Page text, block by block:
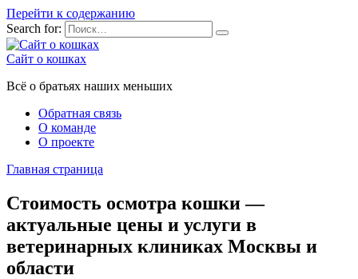
Перейти к содержанию
Search for:
Сайт о кошках
Всё о братьях наших меньших
Обратная связь
О команде
О проекте
Главная страница
Стоимость осмотра кошки —
актуальные цены и услуги в
ветеринарных клиниках Москвы и
области